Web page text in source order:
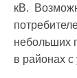
кВ.
небольших
в районах